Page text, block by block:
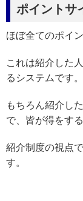
ポイントサ
ほぼ全てのポイ
これは紹介した
るシステムです。
もちろん紹介し
で、皆が得をす
紹介制度の視点
す。